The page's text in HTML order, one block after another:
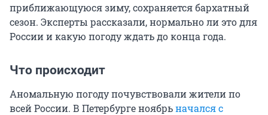
приближающуюся зиму, сохраняется бархатный
сезон. Эксперты рассказали, нормально ли это для
России и какую погоду ждать до конца года.
Что происходит
Аномальную погоду почувствовали жители по
всей России. В Петербурге ноябрьначался с